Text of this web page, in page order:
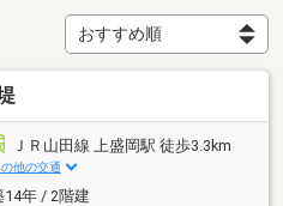
ＪＲ山田線 上盛岡駅 徒歩3.3km
の他の交通
14年 / 2階建